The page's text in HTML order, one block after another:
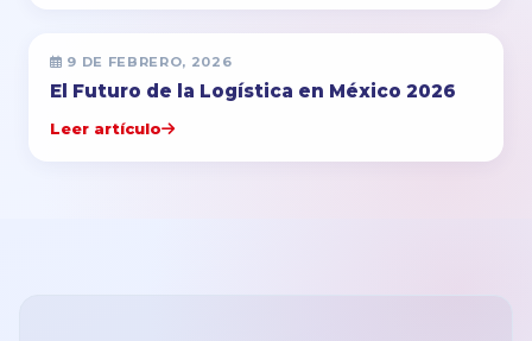
9 DE FEBRERO, 2026
El Futuro de la Logística en México 2026
Leer artículo